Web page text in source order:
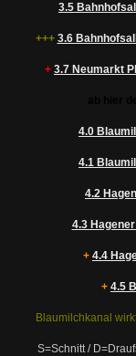
3.5
+++ 3.6
+ 3.7 Neumarkt
4.0
4.1
4.2
4.3
+ 4.4
+ 4.5
Blaumilchkanal
S=Schnitt /